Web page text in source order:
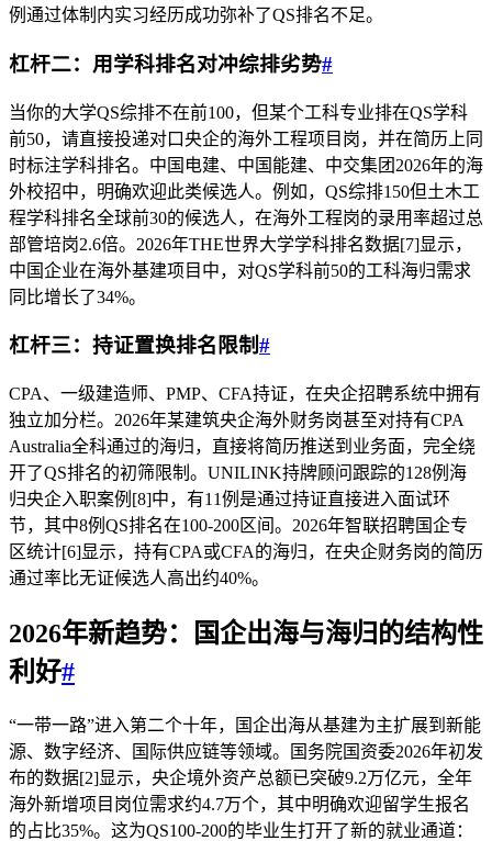
例通过体制内实习经历成功弥补了QS排名不足。
杠杆二：用学科排名对冲综排劣势#
当你的大学QS综排不在前100，但某个工科专业排在QS学科
前50，请直接投递对口央企的海外工程项目岗，并在简历上同
时标注学科排名。中国电建、中国能建、中交集团2026年的海
外校招中，明确欢迎此类候选人。例如，QS综排150但土木工
程学科排名全球前30的候选人，在海外工程岗的录用率超过总
部管培岗2.6倍。2026年THE世界大学学科排名数据[7]显示，
中国企业在海外基建项目中，对QS学科前50的工科海归需求
同比增长了34%。
杠杆三：持证置换排名限制#
CPA、一级建造师、PMP、CFA持证，在央企招聘系统中拥有
独立加分栏。2026年某建筑央企海外财务岗甚至对持有CPA
Australia全科通过的海归，直接将简历推送到业务面，完全绕
开了QS排名的初筛限制。UNILINK持牌顾问跟踪的128例海
归央企入职案例[8]中，有11例是通过持证直接进入面试环
节，其中8例QS排名在100-200区间。2026年智联招聘国企专
区统计[6]显示，持有CPA或CFA的海归，在央企财务岗的简历
通过率比无证候选人高出约40%。
2026年新趋势： 国企出海与海归的结构性
利好#
“一带一路”进入第二个十年，国企出海从基建为主扩展到新能
源、数字经济、国际供应链等领域。国务院国资委2026年初发
布的数据[2]显示，央企境外资产总额已突破9.2万亿元，全年
海外新增项目岗位需求约4.7万个，其中明确欢迎留学生报名
的占比35%。这为QS100-200的毕业生打开了新的就业通道：